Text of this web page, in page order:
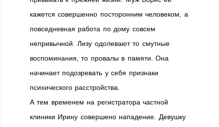
кажется совершенно посторонним человеком, а
повседневная работа по дому совсем
непривычной. Лизу одолевают то смутные
воспоминания, то провалы в памяти. Она
начинает подозревать у себя признаки
психического расстройства.
А тем временем на регистратора частной
клиники Ирину совершено нападение. Девушку